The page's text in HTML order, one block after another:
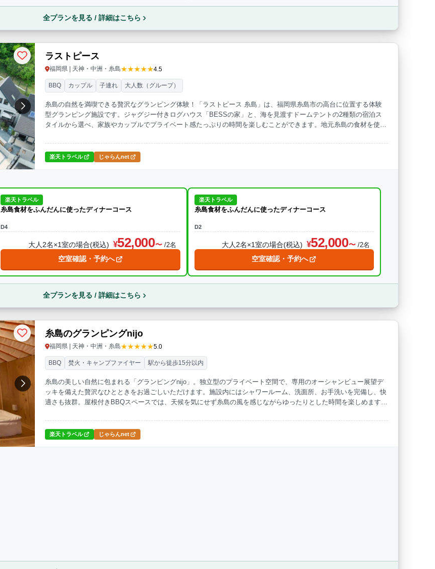
全プランを見る / 詳細はこちら
ラストピース
福岡県 | 天神・中洲・糸島★★★★★4.5
糸島の自然を満喫できる贅沢なグランピング体験！「ラストピース 糸島」は、福岡県糸島市の高台に位置する体験
型グランピング施設です。ジャグジー付きログハウス「BESSの家」と、海を見渡すドームテントの2種類の宿泊ス
タイルから選べ、家族やカップルでプライベート感たっぷりの時間を楽しむことができます。地元糸島の食材を使用
絶景のジャグジーでリラックスしたり、夜は満天の星空を眺めたりと、非日常を満喫できる特別な時間をお届けしま
す。
BBQ カップル 子連れ 大人数（グループ）
楽天トラベル じゃらんnet
楽天トラベル
糸島食材をふんだんに使ったディナーコース
D4
大人2名×1室の場合(税込) 52,000 /2名
空室確認・予約へ
楽天トラベル
糸島食材をふんだんに使ったディナーコース
D2
大人2名×1室の場合(税込) 52,000 /2名
空室確認・予約へ
全プランを見る / 詳細はこちら
糸島のグランピングnijo
福岡県 | 天神・中洲・糸島★★★★★5.0
糸島の美しい自然に包まれる「グランピングnijo」。独立型のプライベート空間で、専用のオーシャンビュー展望デ
ッキを備えた贅沢なひとときをお過ごしいただけます。施設内にはシャワールーム、洗面所、お手洗いを完備し、快
適さも抜群。屋根付きBBQスペースでは、天候を気にせず糸島の風を感じながらゆったりとした時間を楽しめます。
焚火スペースで自然との調和を楽しむこともできます。
BBQ 焚火・キャンプファイヤー 駅から徒歩15分以内
楽天トラベル じゃらんnet